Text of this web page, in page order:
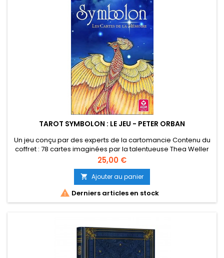
TAROT SYMBOLON : LE JEU - PETER ORBAN
Un jeu conçu par des experts de la cartomancie Contenu du
coffret : 78 cartes imaginées par la talentueuse Thea Weller
Un livret d'explications détaillées et d'interprétation par Peter
Orban et Ingrid Zinnel. Tous trois sont des experts connus en
matière d'interprétation des symboles dans les contes, les
mythes, les rêves et l'astrologie. Un jeu...
Prix
25,00 €
 Ajouter au panier
 Derniers articles en stock